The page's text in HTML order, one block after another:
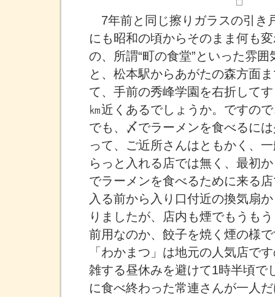
7年前と同じ擦りガラスの引き
にも昭和の頃からそのまま何も
の、所謂“町の食堂”といった雰
と、松本駅からあがたの森方面
て、手前の秀峰学園を右折して
㎞近くあるでしょうか。ですの
でも、〆でラーメンを食べるに
って、ご近所さんはともかく、
らっと入れる店では無く、最初
でラーメンを食べるために来る
入る前から入り口付近の換気扇
りましたが、店内も煙でもうも
前用なのか、餃子を焼く煙の様
「わかまつ」は地元の人気店で
雑する昼休みを避けて1時半頃で
に食べ終わった常連さんが一人